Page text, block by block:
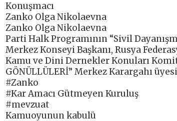
Konuşmacı
Zanko Olga Nikolaevna
Zanko Olga Nikolaevna
Parti Halk Programının “Sivil
Merkez Konseyi Başkanı, Rusya
Kamu ve Dini Dernekler Konuları
GÖNÜLLÜLERİ” Merkez Karargahı üyesi
#Zanko
#Kar Amacı Gütmeyen Kuruluş
#mevzuat
Kamuoyunun kabulü